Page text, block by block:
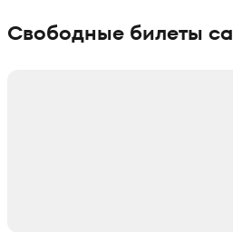
Свободные билеты